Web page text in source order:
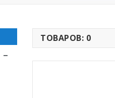
ТОВАРОВ: 0